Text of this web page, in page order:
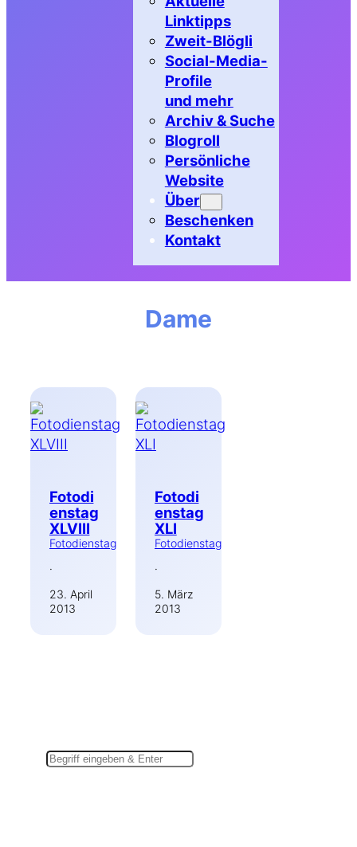
Linktipps
Zweit-Blögli
Social-Media-
Profile
und mehr
Archiv & Suche
Blogroll
Persönliche
Website
Über
Beschenken
Kontakt
Dame
Fotodi
enstag
XLVIII
Fotodienstag
·
23. April
2013
Fotodi
enstag
XLI
Fotodienstag
·
5. März
2013